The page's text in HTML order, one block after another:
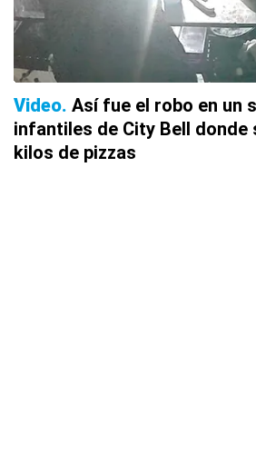
Video Así fue el robo en un
infantiles de City Bell donde
kilos de pizzas